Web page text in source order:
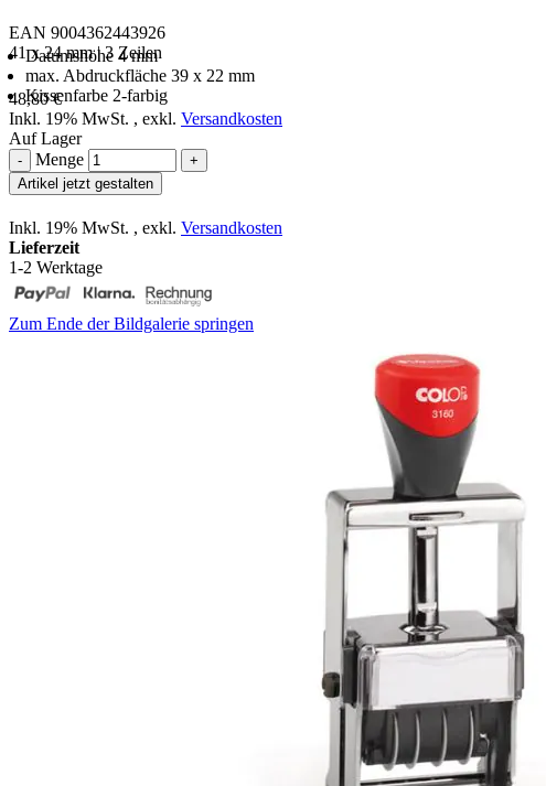
EAN 9004362443926
41 x 24 mm | 3 Zeilen
Datumshöhe 4 mm
max. Abdruckfläche 39 x 22 mm
Kissenfarbe 2-farbig
48,80 €
Inkl. 19% MwSt. , exkl. Versandkosten
Auf Lager
- Menge
+
Artikel jetzt gestalten
Inkl. 19% MwSt. , exkl. Versandkosten
Lieferzeit
1-2 Werktage
Zum Ende der Bildgalerie springen